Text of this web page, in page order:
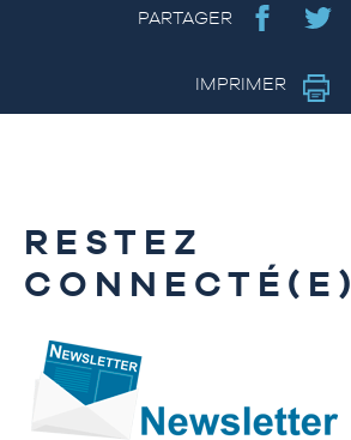
PARTAGER
IMPRIMER
RESTEZ
CONNECTÉ(E)